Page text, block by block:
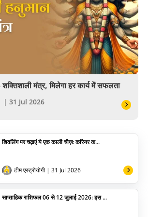
मंत्र, मिलेगा हर कार्य में सफलता
| 31 Jul 2026
शिवलिंग पर चढ़ाएं ये एक काली चीज़: करियर क...
टीम एस्ट्रोयोगी | 31 Jul 2026
साप्ताहिक राशिफल 06 से 12 जुलाई 2026: इस ...